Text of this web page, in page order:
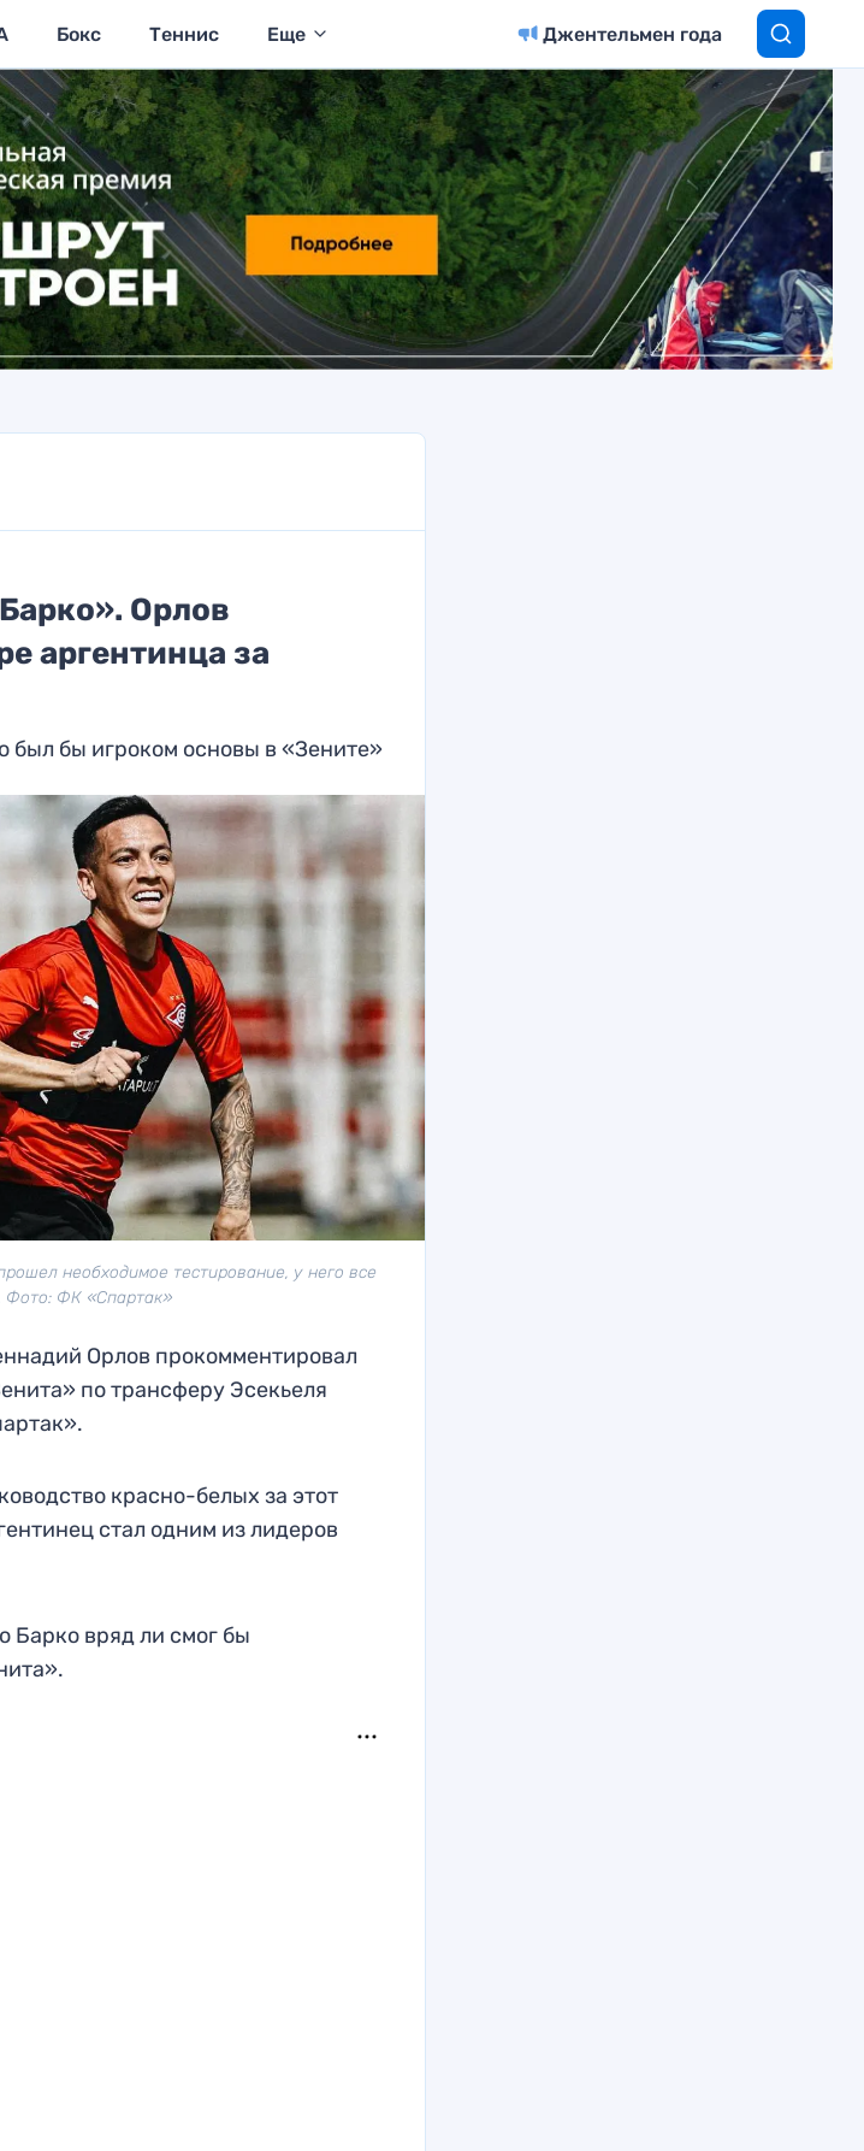
Бокс Теннис Еще Джентельмен года
Орлов
аргентинца за
был бы игроком основы в «Зените»
необходимое тестирование, у него все
Фото: ФК «Спартак»
Орлов прокомментировал
по трансферу Эсекьеля
красно-белых за этот
стал одним из лидеров
Барко вряд ли смог бы